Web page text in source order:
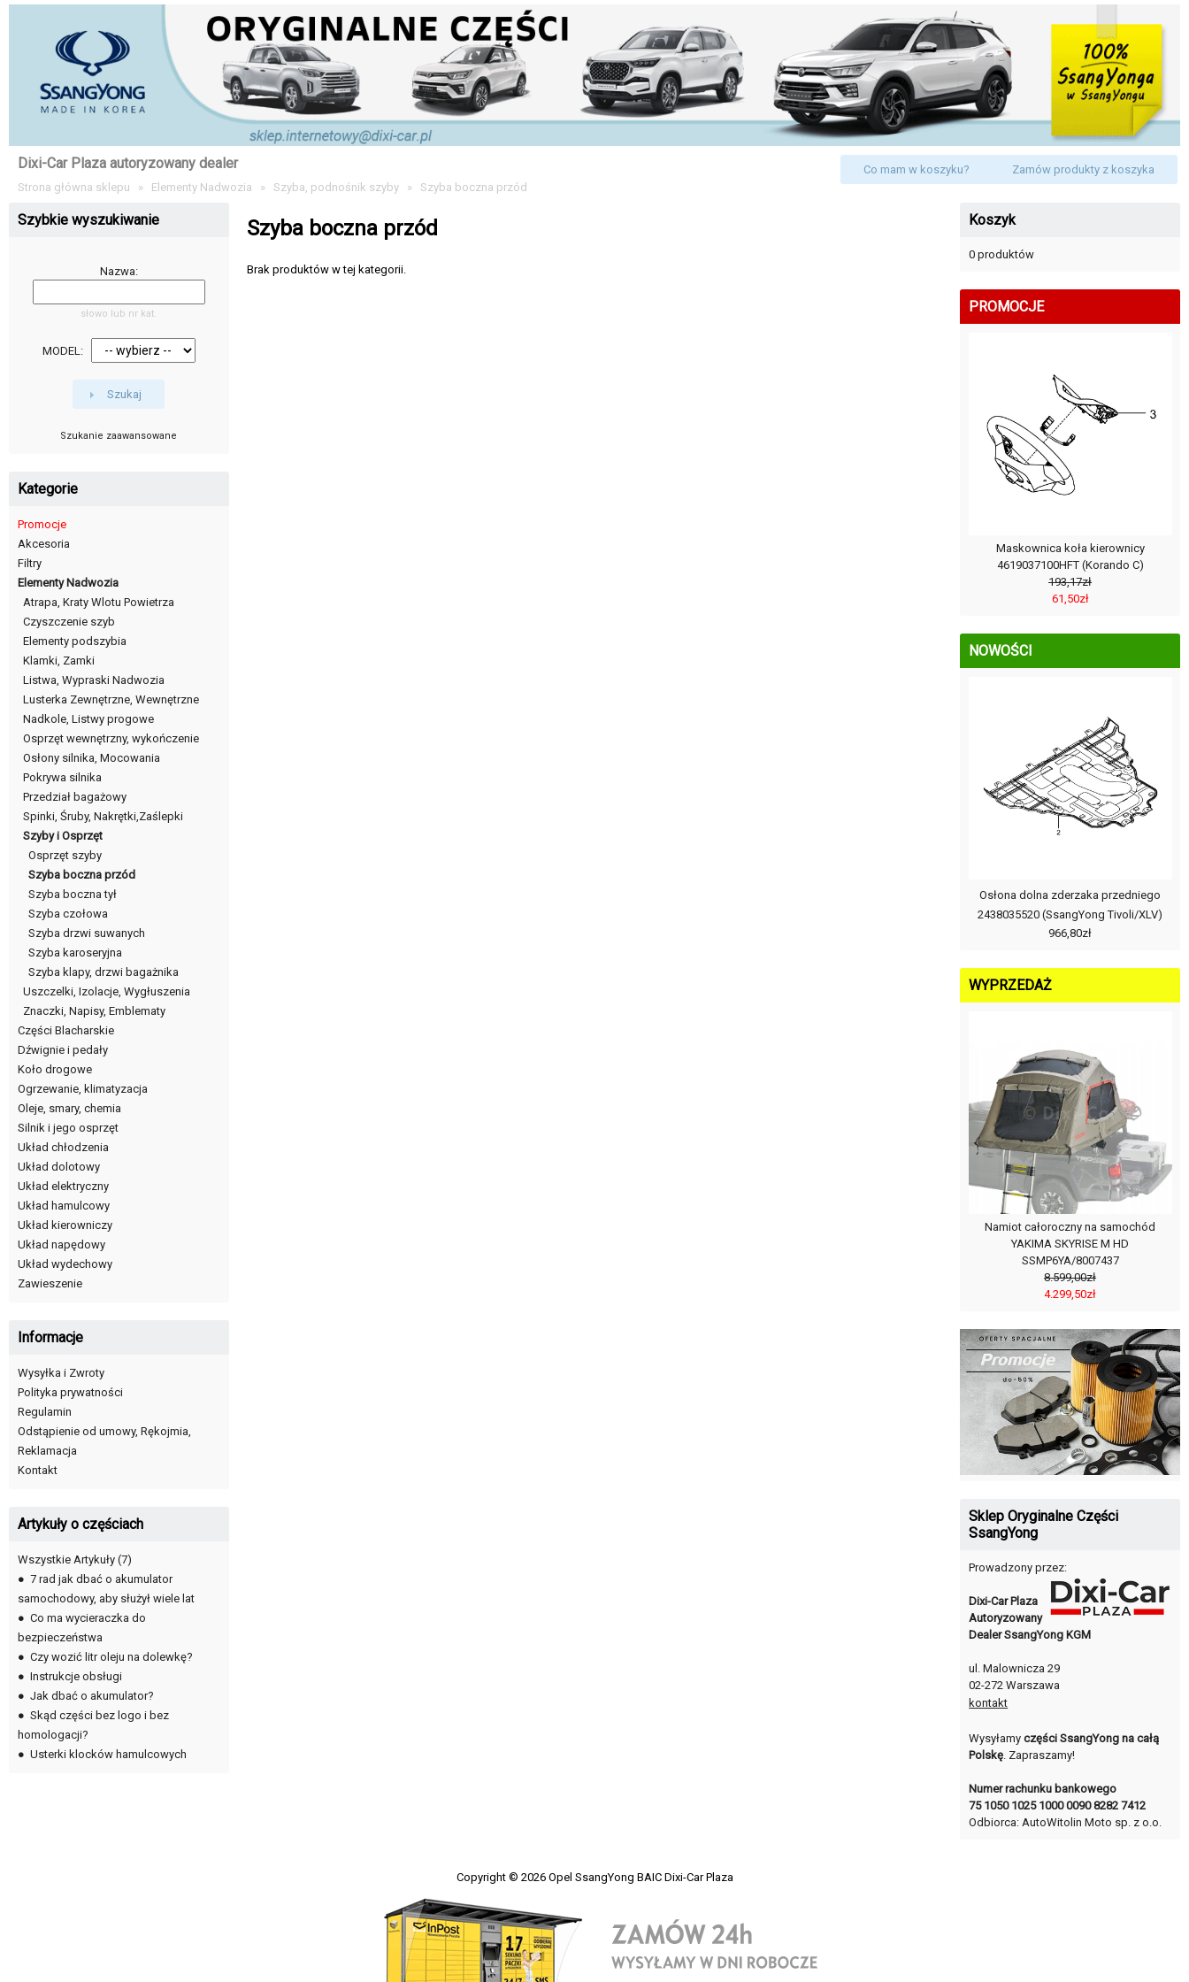
Dixi-Car Plaza autoryzowany dealer
Strona główna sklepu » Elementy Nadwozia » Szyba, podnośnik szyby » Szyba boczna przód
Co mam w koszyku? Zamów produkty z koszyka
Szyba boczna przód
Brak produktów w tej kategorii.
Szybkie wyszukiwanie
Nazwa:
słowo lub nr kat.
MODEL:
Szukaj
Szukanie zaawansowane
Kategorie
Promocje
Akcesoria
Filtry
Elementy Nadwozia
Atrapa, Kraty Wlotu Powietrza
Czyszczenie szyb
Elementy podszybia
Klamki, Zamki
Listwa, Wypraski Nadwozia
Lusterka Zewnętrzne, Wewnętrzne
Nadkole, Listwy progowe
Osprzęt wewnętrzny, wykończenie
Osłony silnika, Mocowania
Pokrywa silnika
Przedział bagażowy
Spinki, Śruby, Nakrętki,Zaślepki
Szyby i Osprzęt
Osprzęt szyby
Szyba boczna przód
Szyba boczna tył
Szyba czołowa
Szyba drzwi suwanych
Szyba karoseryjna
Szyba klapy, drzwi bagażnika
Uszczelki, Izolacje, Wygłuszenia
Znaczki, Napisy, Emblematy
Części Blacharskie
Dźwignie i pedały
Koło drogowe
Ogrzewanie, klimatyzacja
Oleje, smary, chemia
Silnik i jego osprzęt
Układ chłodzenia
Układ dolotowy
Układ elektryczny
Układ hamulcowy
Układ kierowniczy
Układ napędowy
Układ wydechowy
Zawieszenie
Informacje
Wysyłka i Zwroty
Polityka prywatności
Regulamin
Odstąpienie od umowy, Rękojmia,
Reklamacja
Kontakt
Artykuły o częściach
Wszystkie Artykuły (7)
● 7 rad jak dbać o akumulator
samochodowy, aby służył wiele lat
● Co ma wycieraczka do
bezpieczeństwa
● Czy wozić litr oleju na dolewkę?
● Instrukcje obsługi
● Jak dbać o akumulator?
● Skąd części bez logo i bez
homologacji?
● Usterki klocków hamulcowych
Koszyk
0 produktów
PROMOCJE
Maskownica koła kierownicy
4619037100HFT (Korando C)
193,17zł
61,50zł
NOWOŚCI
Osłona dolna zderzaka przedniego
2438035520 (SsangYong Tivoli/XLV)
966,80zł
WYPRZEDAŻ
Namiot całoroczny na samochód
YAKIMA SKYRISE M HD
SSMP6YA/8007437
8.599,00zł
4.299,50zł
Sklep Oryginalne Części
SsangYong
Prowadzony przez:
Dixi-Car Plaza
Autoryzowany
Dealer SsangYong KGM
ul. Malownicza 29
02-272 Warszawa
kontakt
Wysyłamyczęści SsangYong na całą
Polskę. Zapraszamy!
Numer rachunku bankowego
75 1050 1025 1000 0090 8282 7412
Odbiorca: AutoWitolin Moto sp. z o.o.
Copyright © 2026 Opel SsangYong BAIC Dixi-Car Plaza